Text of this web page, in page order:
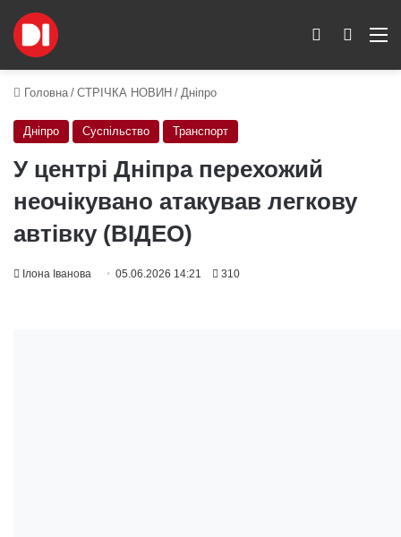
Пошук
Switch skin
Головна / СТРІЧКА НОВИН / Дніпро
Дніпро Суспільство Транспорт
У центрі Дніпра перехожий
неочікувано атакував легкову
автівку (ВІДЕО)
Ілона Іванова 05.06.2026 14:21 310